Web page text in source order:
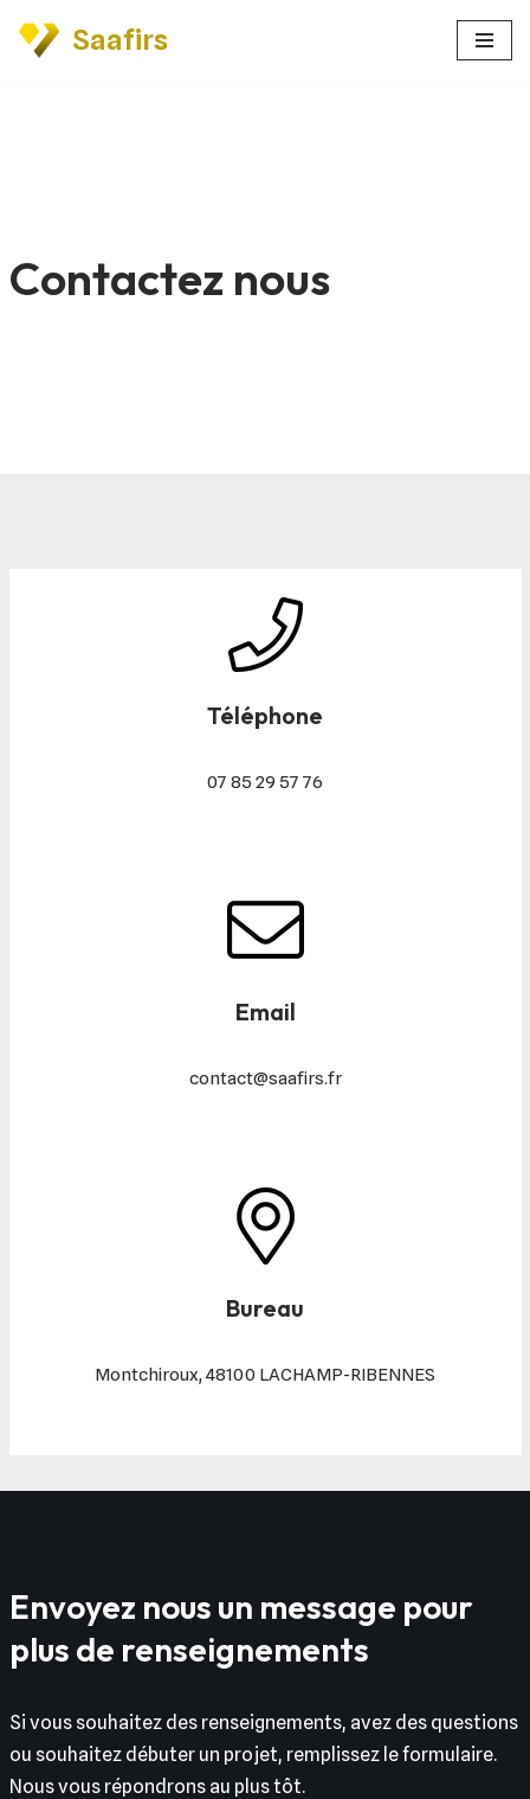
Saafirs
Contactez nous
Téléphone
07 85 29 57 76
Email
contact@saafirs.fr
Bureau
Montchiroux, 48100 LACHAMP-RIBENNES
Envoyez nous un message pour
plus de renseignements
Si vous souhaitez des renseignements, avez des questions
ou souhaitez débuter un projet, remplissez le formulaire.
Nous vous répondrons au plus tôt.